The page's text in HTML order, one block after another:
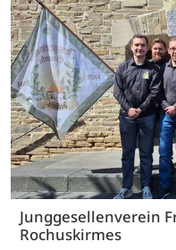
Junggesellenverein
Rochuskirmes